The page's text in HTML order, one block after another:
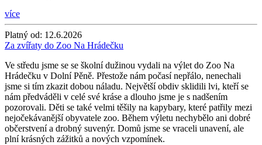
více
Platný od: 12.6.2026
Za zvířaty do Zoo Na Hrádečku
Ve středu jsme se se školní dužinou vydali na výlet do Zoo Na
Hrádečku v Dolní Pěně. Přestože nám počasí nepřálo, nenechali
jsme si tím zkazit dobou náladu. Největší obdiv sklidili lvi, kteří se
nám předváděli v celé své kráse a dlouho jsme je s nadšením
pozorovali. Děti se také velmi těšily na kapybary, které patřily mezi
nejočekávanější obyvatele zoo. Během výletu nechybělo ani dobré
občerstvení a drobný suvenýr. Domů jsme se vraceli unavení, ale
plní krásných zážitků a nových vzpomínek.